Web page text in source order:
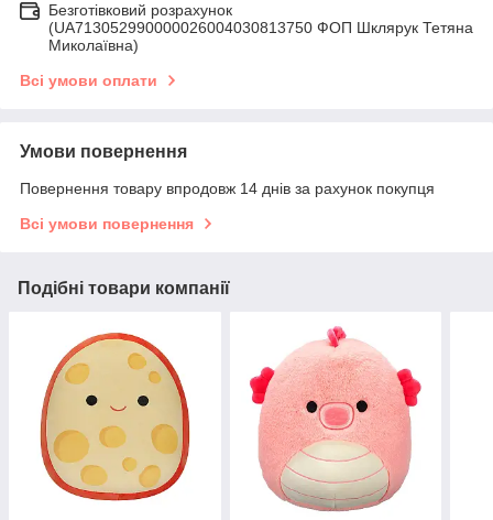
Безготівковий розрахунок
(UA713052990000026004030813750 ФОП Шклярук Тетяна
Миколаївна)
Всі умови оплати
Умови повернення
Повернення товару впродовж 14 днів за рахунок покупця
Всі умови повернення
Подібні товари компанії